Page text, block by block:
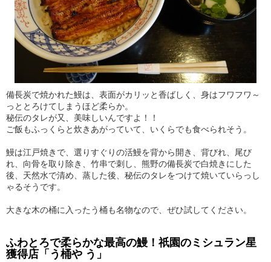
備長炭で焼かれた鰻は、表面がカリッと香ばしく、身はフワフワ～
っととろけてしまうほど柔らか。
秘伝のタレが又、美味しいんですよ！！
ご飯もふっくらと炊きあがっていて、いくらでも食べられそう。
鰻は江戸焼きで、選りすぐりの活鰻を背から開き、背びれ、尾び
れ、向骨を取り除き、竹串で刺し、熊野の備長炭で白焼きにした
後、天然水で清め、蒸した後、秘伝のタレをつけて焼いていらっし
ゃるそうです。
大きな木の桶に入ったう桶も名物なので、ぜひ試してください。
ふわとろで柔らかな最高の鰻！祇園のミシュラン星
獲得店「う桶や う」